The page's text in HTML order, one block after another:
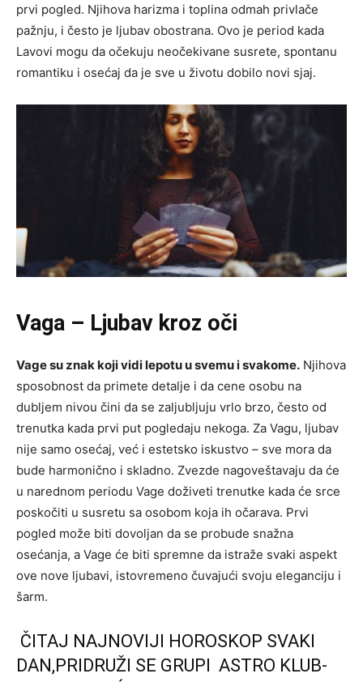
prvi pogled. Njihova harizma i toplina odmah privlače
pažnju, i često je ljubav obostrana. Ovo je period kada
Lavovi mogu da očekuju neočekivane susrete, spontanu
romantiku i osećaj da je sve u životu dobilo novi sjaj.
Vaga – Ljubav kroz oči
Vage su znak koji vidi lepotu u svemu i svakome. Njihova
sposobnost da primete detalje i da cene osobu na
dubljem nivou čini da se zaljubljuju vrlo brzo, često od
trenutka kada prvi put pogledaju nekoga. Za Vagu, ljubav
nije samo osećaj, već i estetsko iskustvo – sve mora da
bude harmonično i skladno. Zvezde nagoveštavaju da će
u narednom periodu Vage doživeti trenutke kada će srce
poskočiti u susretu sa osobom koja ih očarava. Prvi
pogled može biti dovoljan da se probude snažna
osećanja, a Vage će biti spremne da istraže svaki aspekt
ove nove ljubavi, istovremeno čuvajući svoju eleganciju i
šarm.
ČITAJ NAJNOVIJI HOROSKOP SVAKI
DAN,PRIDRUŽI SE GRUPI ASTRO KLUB-